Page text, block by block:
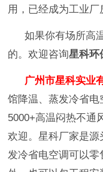
用，已经成为工业
如果你有场所高
的。欢迎咨询星科环
广州市星科实业
馆降温、蒸发冷省电
5000+高温闷热不通
欢迎。星科厂家是
发冷省电空调可以